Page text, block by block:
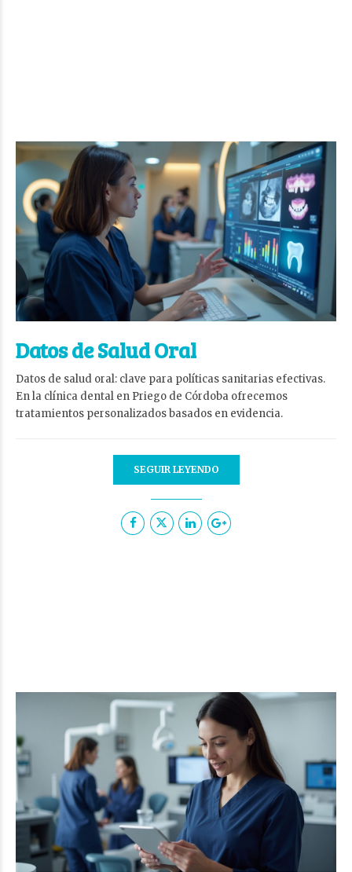
Datos de Salud Oral
Datos de salud oral: clave para políticas sanitarias efectivas.
En la clínica dental en Priego de Córdoba ofrecemos
tratamientos personalizados basados en evidencia.
SEGUIR LEYENDO